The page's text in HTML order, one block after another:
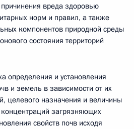
вреда здоровью
норм и правил, а также
компонентов природной среды
состояния территорий
определения и установления
и земель в зависимости от их
целевого назначения и величины
загрязняющих
свойств почв исходя